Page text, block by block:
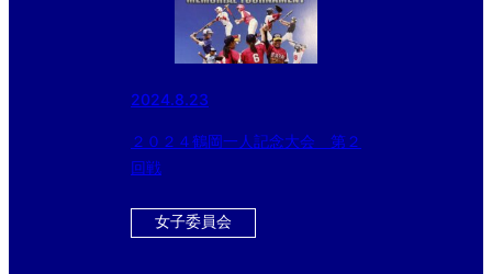
2024.8.23
２０２４鶴岡一人記念大会 第２
回戦
女子委員会